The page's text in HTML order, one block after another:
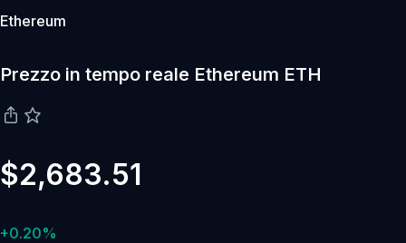
Ethereum
Prezzo in tempo reale Ethereum ETH
$2,683.51
+0.20%